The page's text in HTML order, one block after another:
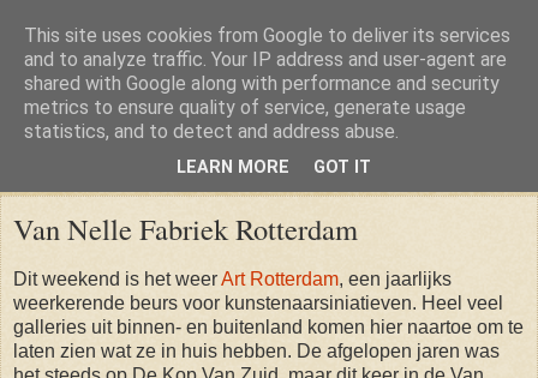
Friday, 12 February 2016
Van Nelle Fabriek Rotterdam
Dit weekend is het weerArt Rotterdam, een jaarlijks
weerkerende beurs voor kunstenaarsiniatieven. Heel veel
galleries uit binnen- en buitenland komen hier naartoe om te
laten zien wat ze in huis hebben. De afgelopen jaren was
This site uses cookies from Google to deliver its services
and to analyze traffic. Your IP address and user-agent are
shared with Google along with performance and security
metrics to ensure quality of service, generate usage
statistics, and to detect and address abuse.
LEARN MORE GOT IT